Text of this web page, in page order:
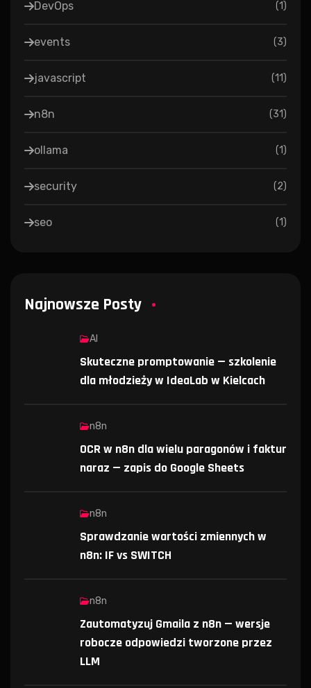
DevOps (1)
events (3)
javascript (11)
n8n (31)
ollama (1)
security (2)
seo (1)
Najnowsze Posty
AI
Skuteczne promptowanie — szkolenie
dla młodzieży w IdeaLab w Kielcach
n8n
OCR w n8n dla wielu paragonów i faktur
naraz — zapis do Google Sheets
n8n
Sprawdzanie wartości zmiennych w
n8n: IF vs SWITCH
n8n
Zautomatyzuj Gmaila z n8n — wersje
robocze odpowiedzi tworzone przez
LLM